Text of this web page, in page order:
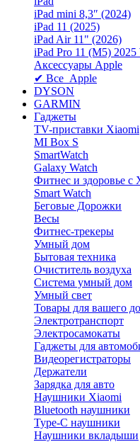
iPad mini 8,3″ (2024)
iPad 11 (2025)
iPad Air 11" (2026)
iPad Pro 11 (M5) 2025
Аксессуары Apple
✔ Все Apple
DYSON
GARMIN
Гаджеты
TV-приставки Xiaomi
MI Box S
SmartWatch
Galaxy Watch
Фитнес и здоровье с
Smart Watch
Беговые Дорожки
Весы
Фитнес-трекеры
Умный дом
Бытовая техника
Очиститель воздуха
Система умный дом
Умный свет
Товары для вашего
Электротранспорт
Электросамокаты
Гаджеты для
Видеорегистраторы
Держатели
Зарядка для авто
Наушники Xiaomi
Bluetooth наушники
Type-C наушники
Наушники вкладыши